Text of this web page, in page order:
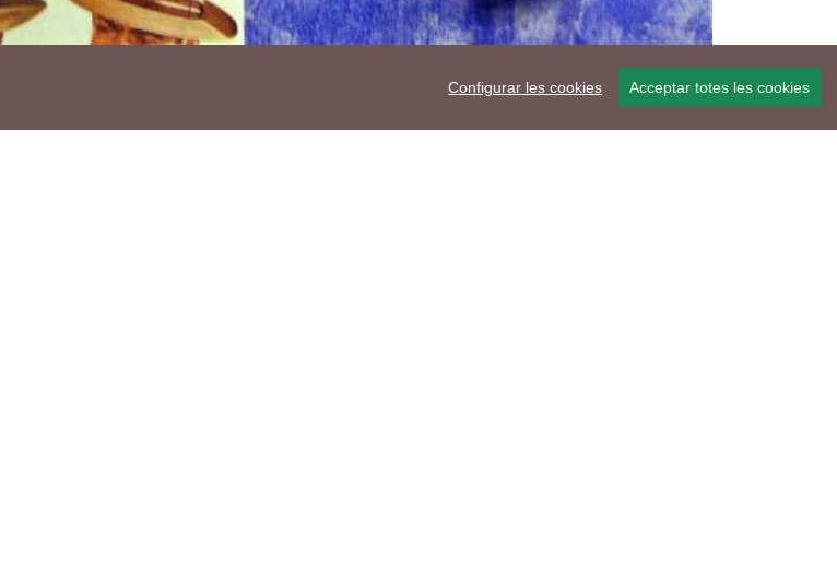
Configurar les cookies Acceptar totes les cookies
Ho vols compartir?